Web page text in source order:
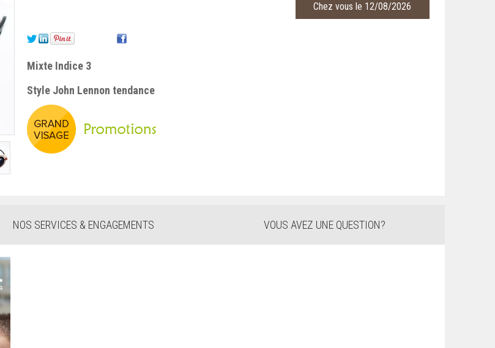
Chez vous le 12/08/2026
Mixte Indice 3
Style John Lennon tendance
NOS SERVICES & ENGAGEMENTS VOUS AVEZ UNE QUESTION?